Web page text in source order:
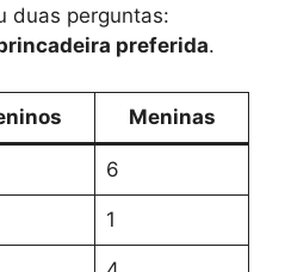
duas perguntas:
preferida.
Meninas
6
1